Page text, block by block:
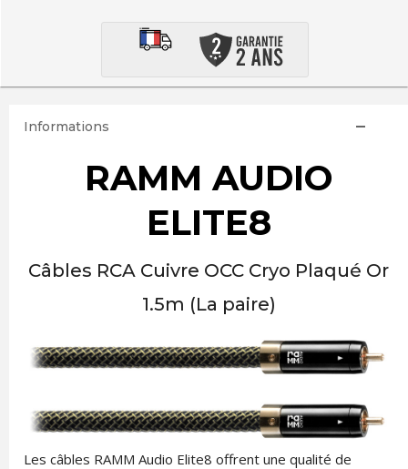
Informations
RAMM AUDIO
ELITE8
Câbles RCA Cuivre OCC Cryo Plaqué Or
1.5m (La paire)
Les câbles RAMM Audio Elite8 offrent une qualité de